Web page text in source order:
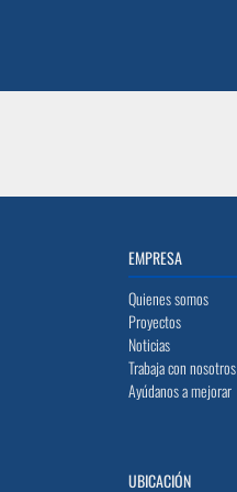
EMPRESA
Quienes somos
Proyectos
Noticias
Trabaja con nosotros
Ayúdanos a mejorar
UBICACIÓN